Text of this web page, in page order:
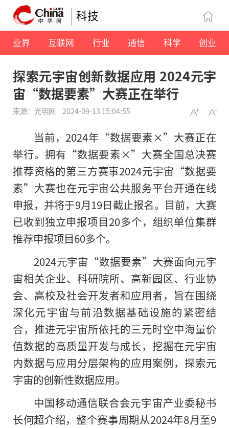
科技
业界 互联网 行业 通信 科学 创业
探索元宇宙创新数据应用 2024元宇
宙“数据要素”大赛正在举行
来源：光明网 2024-09-13 15:04:55
当前，2024年“数据要素×”大赛正在
举行。拥有“数据要素×”大赛全国总决赛
推荐资格的第三方赛事2024元宇宙“数据要
素”大赛也在元宇宙公共服务平台开通在线
申报，并将于9月19日截止报名。目前，大赛
已收到独立申报项目20多个，组织单位集群
推荐申报项目60多个。
2024元宇宙“数据要素”大赛面向元宇
宙相关企业、科研院所、高新园区、行业协
会、高校及社会开发者和应用者，旨在围绕
深化元宇宙与前沿数据基础设施的紧密结
合，推进元宇宙所依托的三元时空中海量价
值数据的高质量开发与成长，挖掘在元宇宙
内数据与应用分层架构的应用案例，探索元
宇宙的创新性数据应用。
中国移动通信联合会元宇宙产业委秘书
长何超介绍，整个赛事周期从2024年8月至9